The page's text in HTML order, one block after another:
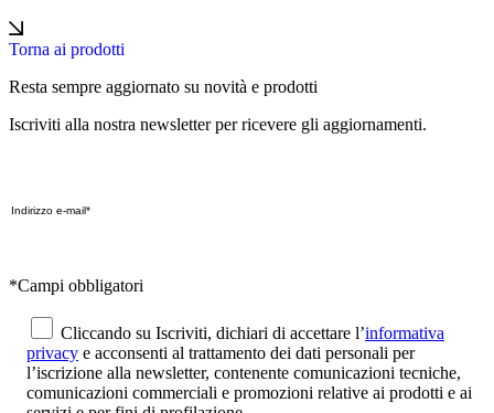
Torna ai prodotti
Resta sempre aggiornato su novità e prodotti
Iscriviti alla nostra newsletter per ricevere gli aggiornamenti.
*Campi obbligatori
Cliccando su Iscriviti, dichiari di accettare l’informativa
privacy e acconsenti al trattamento dei dati personali per
l’iscrizione alla newsletter, contenente comunicazioni tecniche,
comunicazioni commerciali e promozioni relative ai prodotti e ai